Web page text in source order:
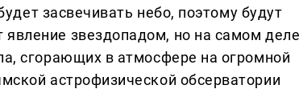
засвечивать небо, поэтому будут
звездопадом, но на самом деле
сгорающих в атмосфере на огромной
астрофизической обсерватории